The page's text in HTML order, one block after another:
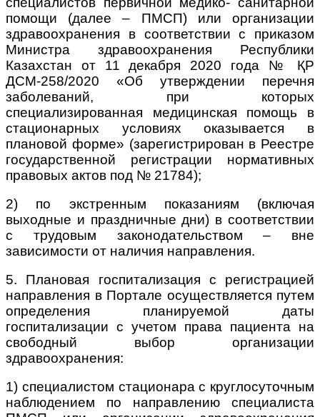
помощи (далее – ПМСП) или организации
здравоохранения в соответствии с приказом
Министра здравоохранения Республики
Казахстан от 11 декабря 2020 года № ҚР
ДСМ-258/2020 «Об утверждении перечня
заболеваний, при которых
специализированная медицинская помощь в
стационарных условиях оказывается в
плановой форме» (зарегистрирован в Реестре
государственной регистрации нормативных
правовых актов под № 21784);
2) по экстренным показаниям (включая
выходные и праздничные дни) в соответствии
с трудовым законодательством – вне
зависимости от наличия направления.
5. Плановая госпитализация с регистрацией
направления в Портале осуществляется путем
определения планируемой даты
госпитализации с учетом права пациента на
свободный выбор организации
здравоохранения:
1) специалистом стационара с круглосуточным
наблюдением по направлению специалиста